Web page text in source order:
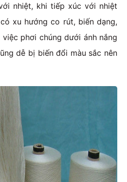
nhiệt, khi tiếp xúc với nhiệt
xu hướng co rút, biến dạng,
phơi chúng dưới ánh nắng
dễ bị biến đổi màu sắc nên